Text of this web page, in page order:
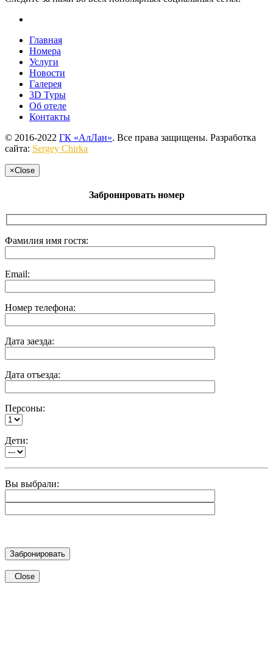
Главная
Номера
Услуги
Новости
Галерея
3D Туры
Об отеле
Контакты
© 2016-2022 ГК «АлЛан». Все права защищены. Разработка
сайта: Sergey Chirka
×Close
Забронировать номер
Фамилия имя гостя:
Email:
Номер телефона:
Дата заезда:
Дата отъезда:
Персоны:
Дети:
Вы выбрали:
Close